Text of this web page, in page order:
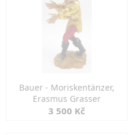
Bauer - Moriskentänzer,
Erasmus Grasser
3 500 Kč